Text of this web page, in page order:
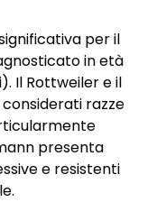
per il
in età
Il Rottweiler e il
considerati razze
presenta
e resistenti